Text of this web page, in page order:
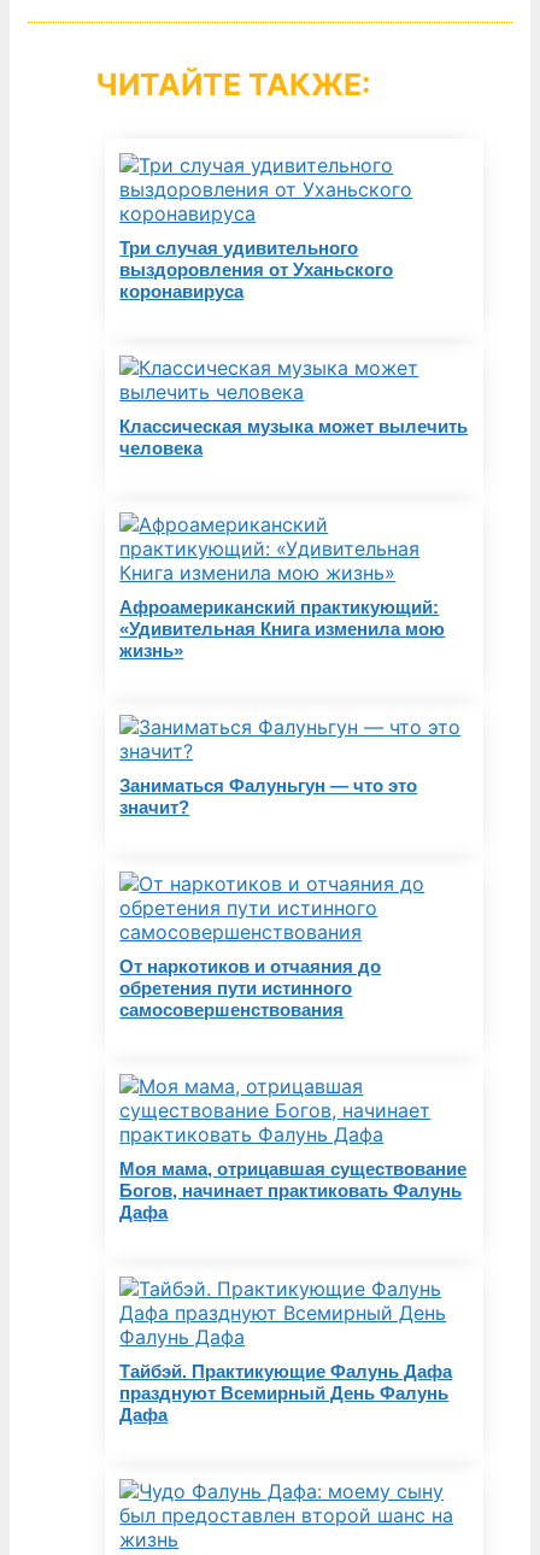
ЧИТАЙТЕ ТАКЖЕ:
Три случая удивительного
выздоровления от Уханьского
коронавируса
Классическая музыка может вылечить
человека
Афроамериканский практикующий:
«Удивительная Книга изменила мою
жизнь»
Заниматься Фалуньгун — что это
значит?
От наркотиков и отчаяния до
обретения пути истинного
самосовершенствования
Моя мама, отрицавшая существование
Богов, начинает практиковать Фалунь
Дафа
Тайбэй. Практикующие Фалунь Дафа
празднуют Всемирный День Фалунь
Дафа